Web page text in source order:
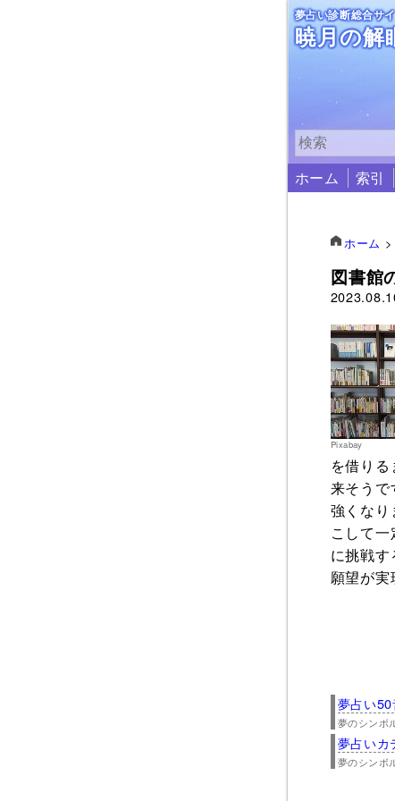
夢占い診断総合サ
暁月の解
ホーム 索引
ホーム >
図書館
Pixabay
を借り
来そう
強くな
こして
に挑戦
願望が実
夢占い50
夢のシンボ
夢占いカ
夢のシンボ